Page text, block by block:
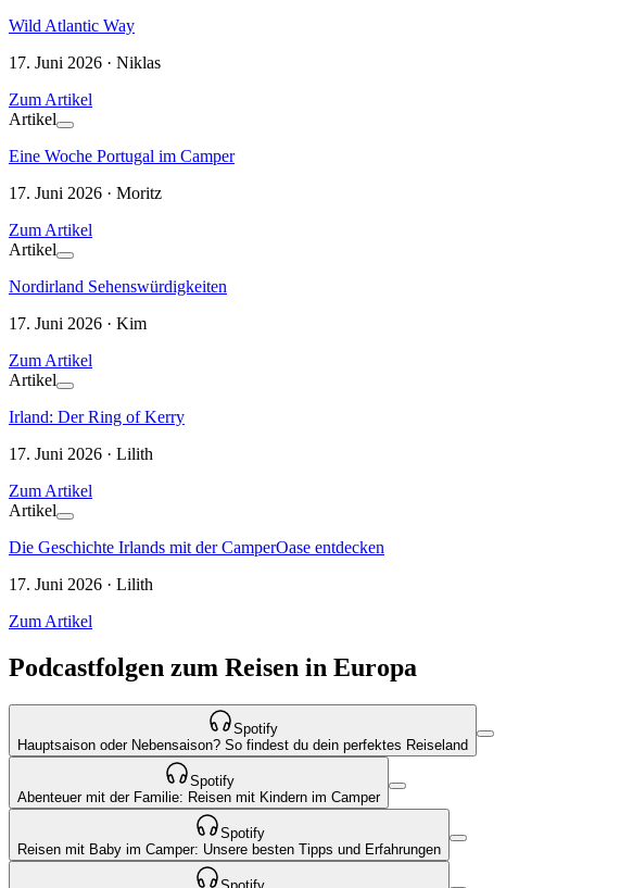
Wild Atlantic Way
17. Juni 2026 · Niklas
Zum Artikel
Artikel
Eine Woche Portugal im Camper
17. Juni 2026 · Moritz
Zum Artikel
Artikel
Nordirland Sehenswürdigkeiten
17. Juni 2026 · Kim
Zum Artikel
Artikel
Irland: Der Ring of Kerry
17. Juni 2026 · Lilith
Zum Artikel
Artikel
Die Geschichte Irlands mit der CamperOase entdecken
17. Juni 2026 · Lilith
Zum Artikel
Podcastfolgen zum Reisen in Europa
Spotify
Hauptsaison oder Nebensaison? So findest du dein perfektes Reiseland
Spotify
Abenteuer mit der Familie: Reisen mit Kindern im Camper
Spotify
Reisen mit Baby im Camper: Unsere besten Tipps und Erfahrungen